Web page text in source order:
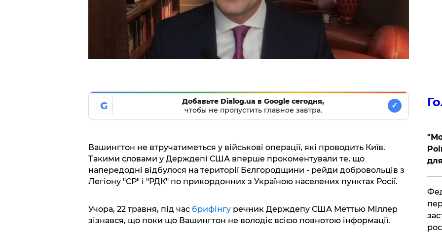
G
Добавьте Dialog.ua в Google сегодня,
чтобы не пропустить главное завтра.
✓
Вашингтон не втручатиметься у військові операції, які проводить Київ.
Такими словами у Держдепі США вперше прокоментували те, що
напередодні відбулося на території Бєлгородщини - рейди добровольців з
Легіону "СР" і "РДК" по прикордонних з Україною населених пунктах Росії.
Учора, 22 травня, під час брифінгуречник Держдепу США Меттью Міллер
зізнався, що поки що Вашингтон не володіє всією повнотою інформації.